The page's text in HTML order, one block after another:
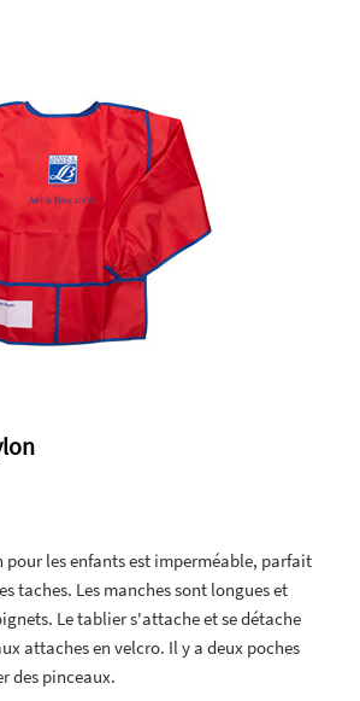
pour les enfants est imperméable, parfait
taches. Les manches sont longues et
Le tablier s'attache et se détache
attaches en velcro. Il y a deux poches
des pinceaux.